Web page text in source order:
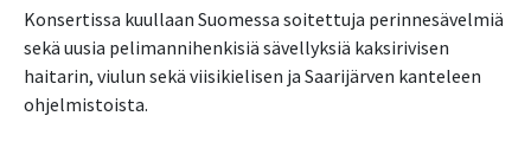
Konsertissa kuullaan Suomessa soitettuja perinnesävelmiä
sekä uusia pelimannihenkisiä sävellyksiä kaksirivisen
haitarin, viulun sekä viisikielisen ja Saarijärven kanteleen
ohjelmistoista.